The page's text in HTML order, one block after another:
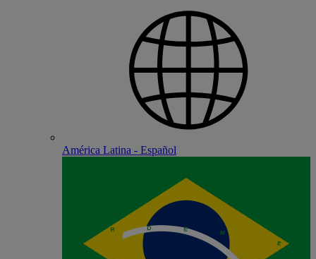
América Latina - Español